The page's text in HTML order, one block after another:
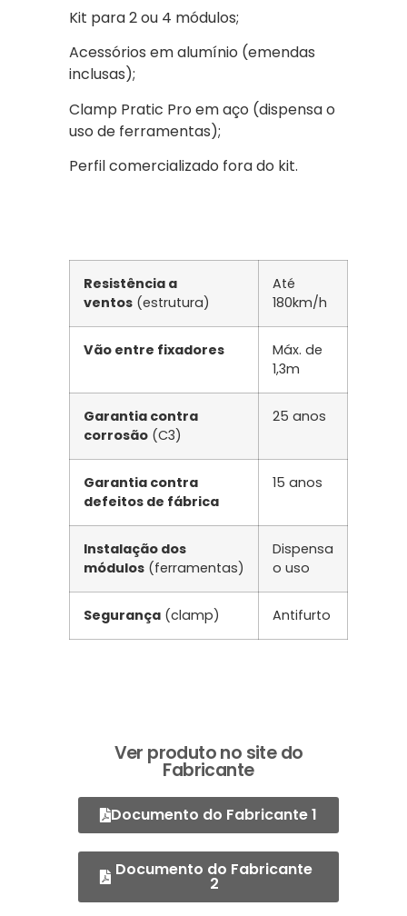
Kit para 2 ou 4 módulos;
Acessórios em alumínio (emendas
inclusas);
Clamp Pratic Pro em aço (dispensa o
uso de ferramentas);
Perfil comercializado fora do kit.
Resistência a
ventos (estrutura)
Até
180km/h
Vão entre fixadores
Máx. de
1,3m
Garantia contra
corrosão (C3)
25 anos
Garantia contra
defeitos de fábrica
15 anos
Instalação dos
módulos (ferramentas)
Dispensa
o uso
Segurança (clamp) Antifurto
Ver produto no site do
Fabricante
Documento do Fabricante 1
Documento do Fabricante
2